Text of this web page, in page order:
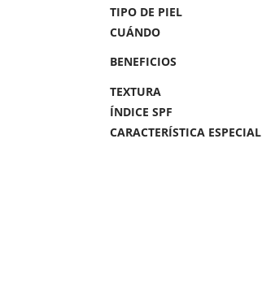
TIPO DE PIEL
CUÁNDO
BENEFICIOS
TEXTURA
ÍNDICE SPF
CARACTERÍSTICA ESPECIAL